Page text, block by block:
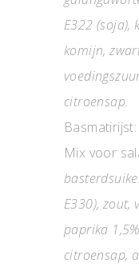
E322 (soja),
komijn,
citroensap.
Basmatirijst:
Mix voor
E330), zout,
paprika
citroensap,